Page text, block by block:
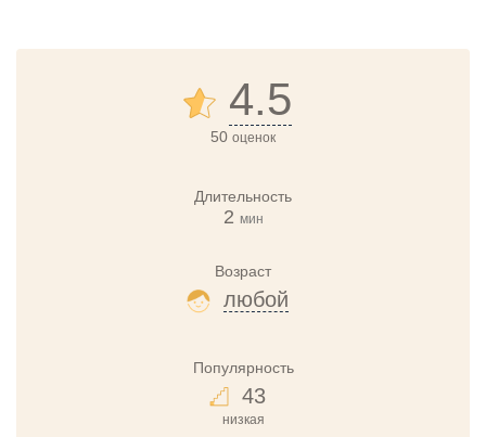
4.5
50 оценок
Длительность
2 мин
Возраст
любой
Популярность
43
низкая